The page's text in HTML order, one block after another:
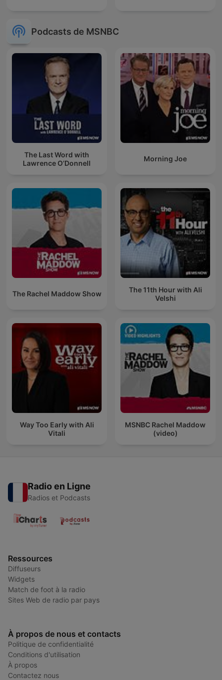
Podcasts de MSNBC
The Last Word with
Lawrence O’Donnell
Morning Joe
The Rachel Maddow Show
The 11th Hour with Ali
Velshi
Way Too Early with Ali
Vitali
MSNBC Rachel Maddow
(video)
Radio en Ligne
Radios et Podcasts
Ressources
Diffuseurs
Widgets
Match de foot à la radio
Sites Web de radio par pays
À propos de nous et contacts
Politique de confidentialité
Conditions d'utilisation
À propos
Contactez nous